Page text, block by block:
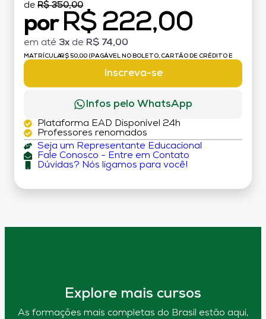
de R$ 350,00
por R$ 222,00
em até 3x de R$ 74,00
MATRÍCULA:R$ 50,00 (PAGÁVEL NO BOLETO, CARTÃO DE CRÉDITO E
Inscreva-se
Infos pelo WhatsApp
Plataforma EAD Disponível 24h
Professores renomados
Seja um Representante Educacional
Fale Conosco - Entre em Contato
Dúvidas? Nós ligamos para você!
Explore mais cursos
As formações mais completas do Brasil estão aqui,